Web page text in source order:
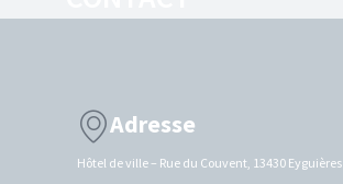
Adresse
Hôtel de ville – Rue du Couvent, 13430 Eyguières